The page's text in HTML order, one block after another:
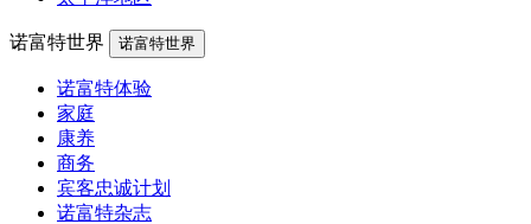
诺富特世界 诺富特世界
诺富特体验
家庭
康养
商务
宾客忠诚计划
诺富特杂志